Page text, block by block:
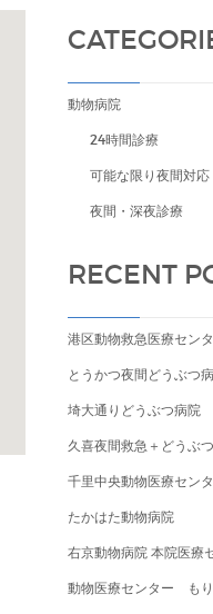
動物病院
24時間診療
可能な限り夜間対応
夜間・深夜診療
RECENT
港区動物救急医療セン
とうかつ夜間どうぶつ
埼大通りどうぶつ病院
久喜夜間救急＋どうぶ
千里中央動物医療セン
たかはた動物病院
右京動物病院 本院医療
動物医療センター も